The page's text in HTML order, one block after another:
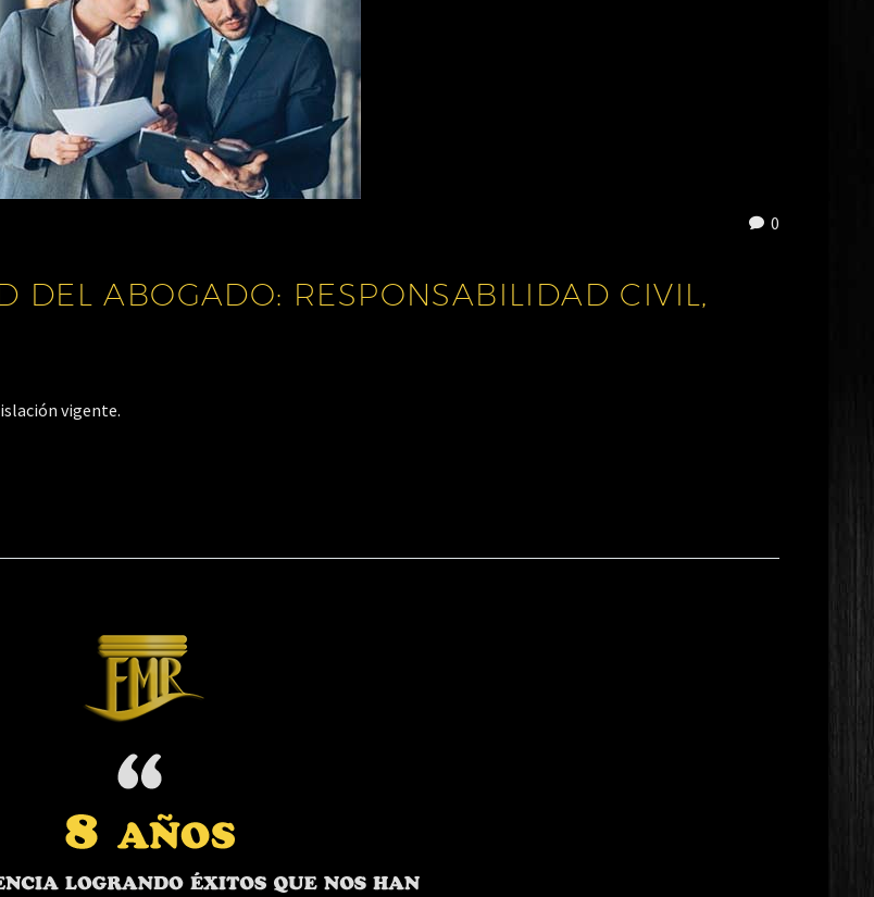
0
DEL ABOGADO: RESPONSABILIDAD CIVIL,
vigente.